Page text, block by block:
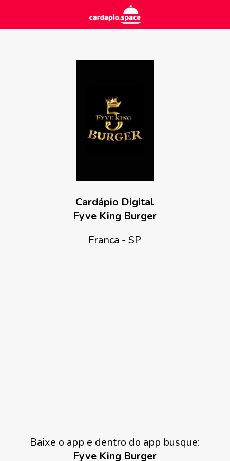
Cardápio Digital
Fyve King Burger
Franca - SP
Baixe o app e dentro do app busque:
Fyve King Burger